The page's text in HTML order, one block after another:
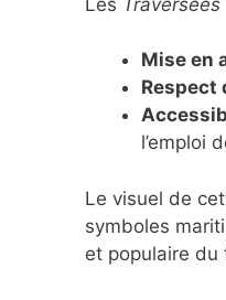
Mise en
Respect
l’emploi
Le visuel de
symboles
et populaire du